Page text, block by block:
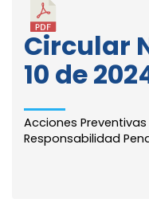
Circular
10 de
Acciones
Responsabilidad